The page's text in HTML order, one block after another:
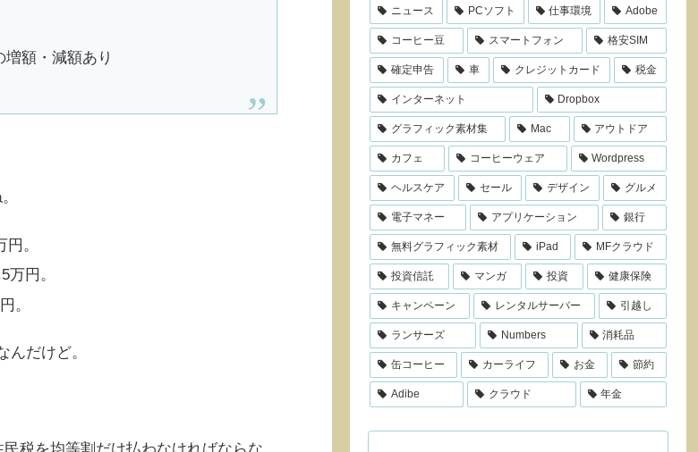
額・減額あり
。
円。
。
だけど。
ニュース PCソフト 仕事環境 Adobe
コーヒー豆 スマートフォン 格安SIM
確定申告 車 クレジットカード 税金
インターネット Dropbox
グラフィック素材集 Mac アウトドア
カフェ コーヒーウェア Wordpress
ヘルスケア セール デザイン グルメ
電子マネー アプリケーション 銀行
無料グラフィック素材 iPad MFクラウド
投資信託 マンガ 投資 健康保険
キャンペーン レンタルサーバー 引越し
ランサーズ Numbers 消耗品
缶コーヒー カーライフ お金 節約
Adibe クラウド 年金